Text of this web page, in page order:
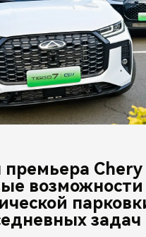
Chery
возможности
задач